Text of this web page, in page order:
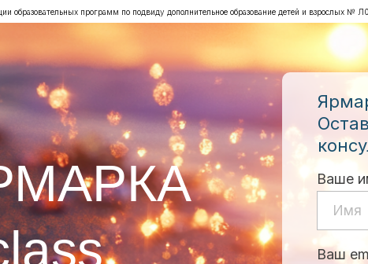
образовательных программ по подвиду дополнительное образование детей и
Ваше
Ваш